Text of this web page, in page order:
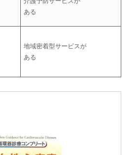
ある
地域密着型サービスが
ある